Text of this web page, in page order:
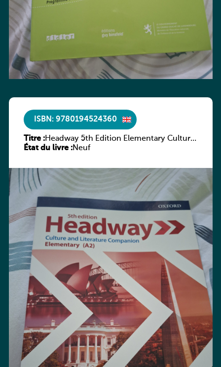
ISBN: 9780194524360
Titre :Headway 5th Edition Elementary Culture
and Literature Companion
État du livre :Neuf